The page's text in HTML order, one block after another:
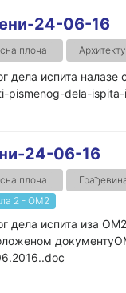
24-06-16
плоча
дела испита
pismenog-dela-
24-06-16
плоча
2 - ОМ2
дела испита иза